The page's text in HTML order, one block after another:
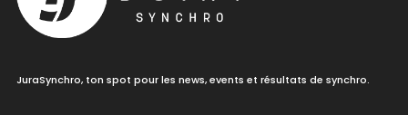
JuraSynchro, ton spot pour les news, events et résultats de synchro.